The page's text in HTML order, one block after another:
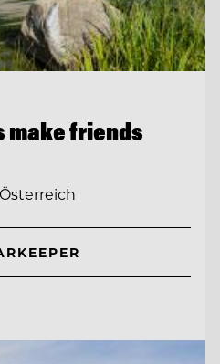
make friends
RANG / BARKEEPER